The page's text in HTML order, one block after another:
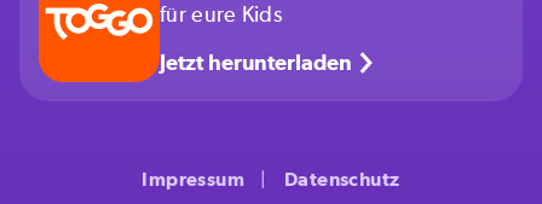
für eure Kids
Jetzt herunterladen
Impressum Datenschutz